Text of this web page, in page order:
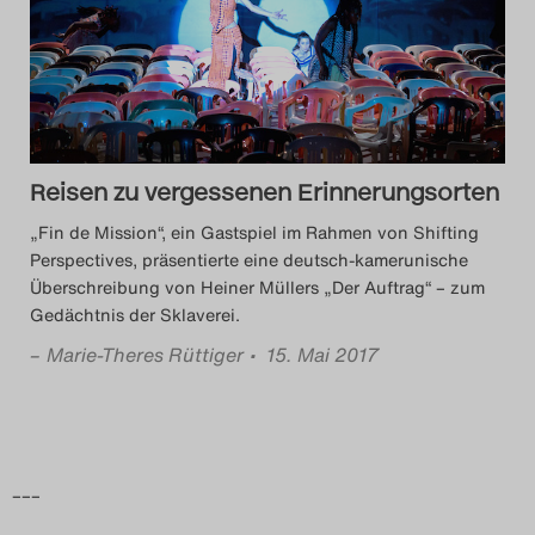
Das Theatertreffen-Blog
2014
Das Theatertreffen-Blog
2015
Das Theatertreffen-Blog
2016
Das Theatertreffen-Blog
Reisen zu vergessenen Erinnerungsorten
„Fin de Mission“, ein Gastspiel im Rahmen von Shifting
Perspectives, präsentierte eine deutsch-kamerunische
Überschreibung von Heiner Müllers „Der Auftrag“ – zum
Gedächtnis der Sklaverei.
– Marie-Theres Rüttiger • 15. Mai 2017
–––